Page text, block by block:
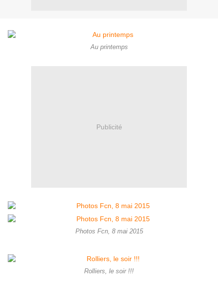
Au printemps
Publicité
Photos Fcn, 8 mai 2015
Rolliers, le soir !!!